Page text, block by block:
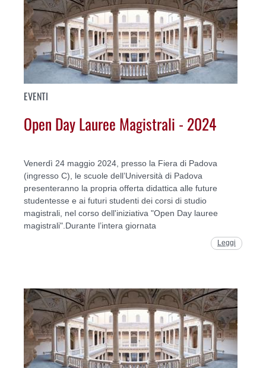
EVENTI
Open Day Lauree Magistrali - 2024
Venerdì 24 maggio 2024, presso la Fiera di Padova
(ingresso C), le scuole dell’Università di Padova
presenteranno la propria offerta didattica alle future
studentesse e ai futuri studenti dei corsi di studio
magistrali, nel corso dell'iniziativa "Open Day lauree
magistrali".Durante l’intera giornata
Leggi